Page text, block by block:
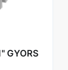
GYORS